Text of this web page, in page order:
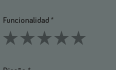
Funcionalidad *